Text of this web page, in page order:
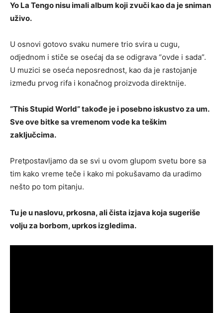
Yo La Tengo nisu imali album koji zvuči kao da je sniman
uživo.
U osnovi gotovo svaku numere trio svira u cugu,
odjednom i stiče se osećaj da se odigrava “ovde i sada”.
U muzici se oseća neposrednost, kao da je rastojanje
između prvog rifa i konačnog proizvoda direktnije.
“This Stupid World” takođe je i posebno iskustvo za um.
Sve ove bitke sa vremenom vode ka teškim
zaključcima.
Pretpostavljamo da se svi u ovom glupom svetu bore sa
tim kako vreme teče i kako mi pokušavamo da uradimo
nešto po tom pitanju.
Tu je u naslovu, prkosna, ali čista izjava koja sugeriše
volju za borbom, uprkos izgledima.